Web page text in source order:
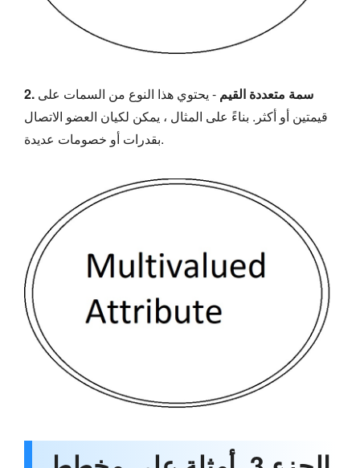
2. سمة متعددة القيم - يحتوي هذا النوع من السمات على
قيمتين أو أكثر. بناءً على المثال ، يمكن لكيان العضو الاتصال
بقدرات أو خصومات عديدة.